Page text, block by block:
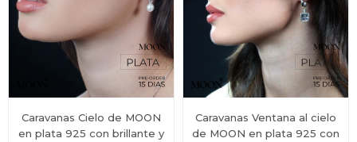
Caravanas Cielo de MOON
en plata 925 con brillante y
Caravanas Ventana al cielo
de MOON en plata 925 con